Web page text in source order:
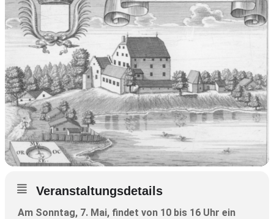
Veranstaltungsdetails
Am Sonntag, 7. Mai, findet von 10 bis 16 Uhr ein